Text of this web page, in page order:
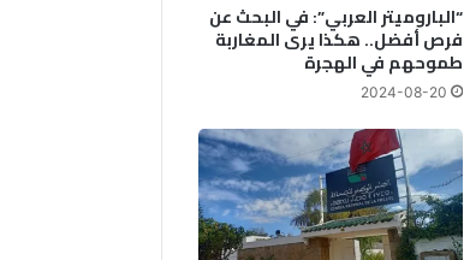
“الباروميتر العربي”: في البحث عن
فرص أفضل.. هكذا يرى المغاربة
طموحهم في الهجرة
2024-08-20